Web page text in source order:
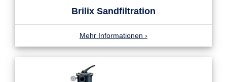
Brilix Sandfiltration
Mehr Informationen ›